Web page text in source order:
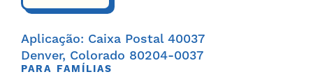
Aplicação: Caixa Postal 40037
Denver, Colorado 80204-0037
PARA FAMÍLIAS